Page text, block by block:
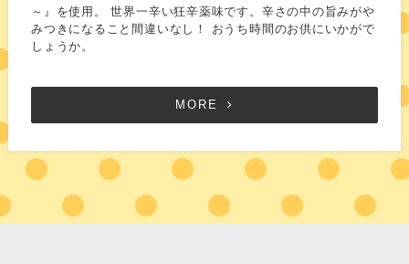
～』を使用。 世界一辛い狂辛薬味です。辛さの中の旨みがや
みつきになること間違いなし！ おうち時間のお供にいかがで
しょうか。
MORE